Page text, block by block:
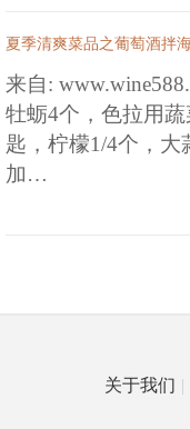
夏季清爽菜品之葡萄酒拌
来自:
牡蛎4个，色拉用
匙，柠檬1/4个，
加…
关于我们 |